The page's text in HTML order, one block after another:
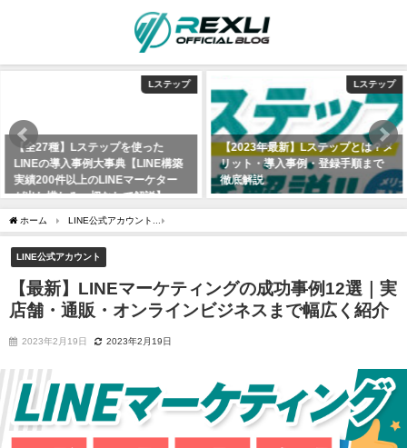
Lステップ
【全27種】Lステップを使った
LINEの導入事例大事典【LINE構築
実績200件以上のLINEマーケター
が出し惜しみ一切なしで解説】
2021年6月27日
Lステップ
【2023年最新】Lステップとは？メ
リット・導入事例・登録手順まで
徹底解説
ホーム LINE公式アカウント
LINE公式アカウント
【最新】LINEマーケティングの成功事例12選｜実
店舗・通販・オンラインビジネスまで幅広く紹介
2023年2月19日 2023年2月19日